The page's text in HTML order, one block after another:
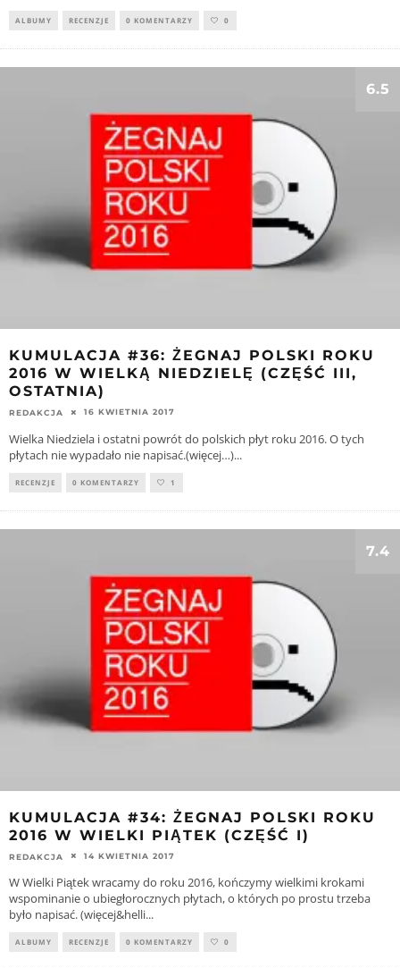
ALBUMY RECENZJE 0 KOMENTARZY 0
6.5
KUMULACJA #36: ŻEGNAJ POLSKI ROKU
2016 W WIELKĄ NIEDZIELĘ (CZĘŚĆ III,
OSTATNIA)
REDAKCJA 16 KWIETNIA 2017
Wielka Niedziela i ostatni powrót do polskich płyt roku 2016. O tych
płytach nie wypadało nie napisać.(więcej…)...
RECENZJE 0 KOMENTARZY 1
7.4
KUMULACJA #34: ŻEGNAJ POLSKI ROKU
2016 W WIELKI PIĄTEK (CZĘŚĆ I)
REDAKCJA 14 KWIETNIA 2017
W Wielki Piątek wracamy do roku 2016, kończymy wielkimi krokami
wspominanie o ubiegłorocznych płytach, o których po prostu trzeba
było napisać. (więcej&helli...
ALBUMY RECENZJE 0 KOMENTARZY 0